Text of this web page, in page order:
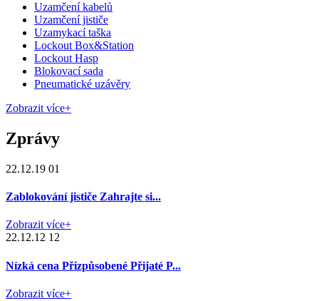
Uzamčení kabelů
Uzamčení jističe
Uzamykací taška
Lockout Box&Station
Lockout Hasp
Blokovací sada
Pneumatické uzávěry
Zobrazit více+
Zprávy
22.12.19 01
Zablokování jističe Zahrajte si...
Zobrazit více+
22.12.12 12
Nízká cena Přizpůsobené Přijaté P...
Zobrazit více+